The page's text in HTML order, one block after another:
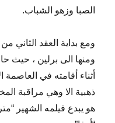
الصبا وزهو الشباب.
ومع بداية العقد الثاني
ومنها الى برلين ، حيث
أثناء أقامته في العاصمة
ذهبية الا وهي مراقبة
هو يبدع فيلمه الشهير